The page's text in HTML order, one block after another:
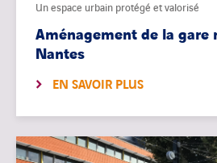
Un espace urbain protégé et valorisé
Aménagement de la gare
Nantes
EN SAVOIR PLUS